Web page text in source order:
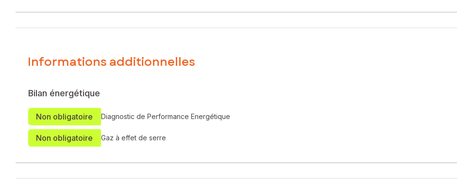
Informations additionnelles
Bilan énergétique
Non obligatoire Diagnostic de Performance Energétique
Non obligatoire Gaz à effet de serre